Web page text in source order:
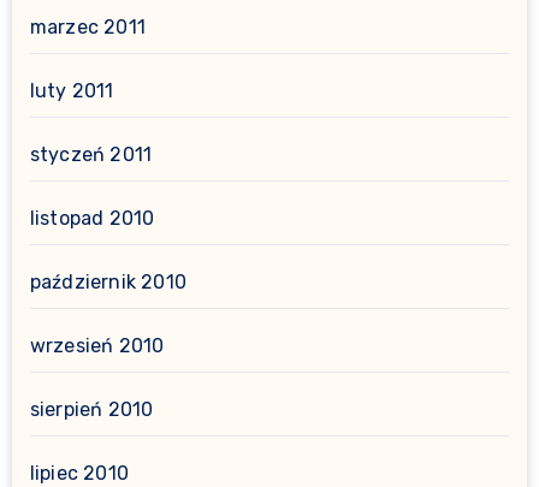
marzec 2011
luty 2011
styczeń 2011
listopad 2010
październik 2010
wrzesień 2010
sierpień 2010
lipiec 2010